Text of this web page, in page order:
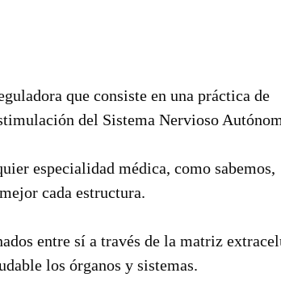
que consiste en una práctica de
del Sistema Nervioso
especialidad médica, como sabemos,
cada estructura.
entre sí a través de la matriz
los órganos y sistemas.